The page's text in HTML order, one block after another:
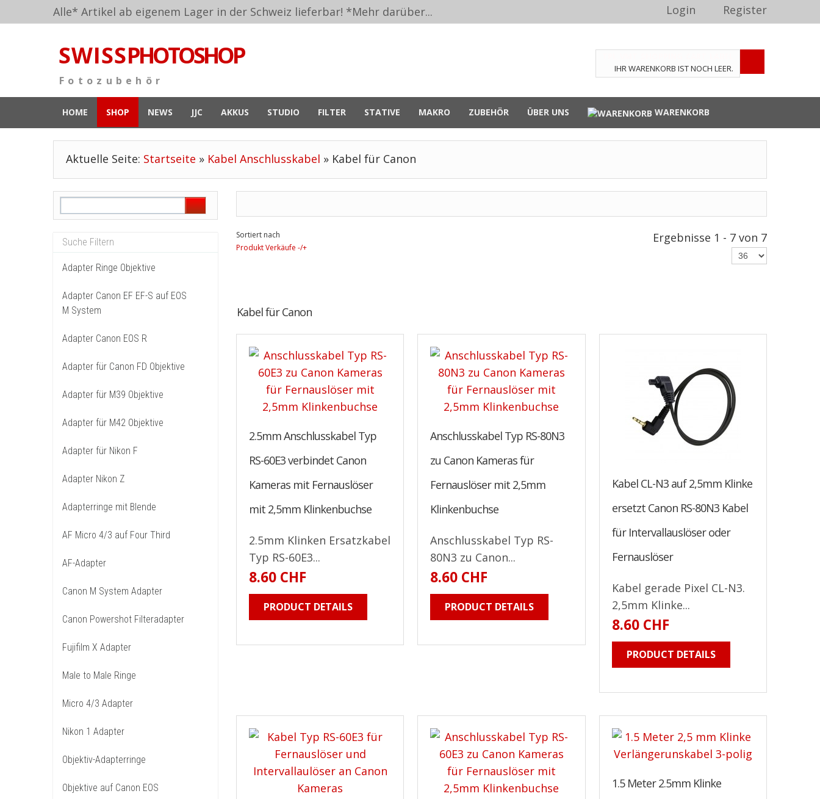
Alle* Artikel ab eigenem Lager in der Schweiz lieferbar! *Mehr darüber... Login Register
S W I S SPHOTOSHOP
F o t o z u b e h ö r
IHR WARENKORB IST NOCH LEER.
HOME SHOP NEWS JJC AKKUS STUDIO FILTER STATIVE MAKRO ZUBEHÖR ÜBER UNS WARENKORB
Aktuelle Seite: Startseite » Kabel Anschlusskabel » Kabel für Canon
Adapter Ringe Objektive
Adapter Canon EF EF-S auf EOS
M System
Adapter Canon EOS R
Adapter für Canon FD Objektive
Adapter für M39 Objektive
Adapter für M42 Objektive
Adapter für Nikon F
Adapter Nikon Z
Adapterringe mit Blende
AF Micro 4/3 auf Four Third
AF-Adapter
Canon M System Adapter
Canon Powershot Filteradapter
Fujifilm X Adapter
Male to Male Ringe
Micro 4/3 Adapter
Nikon 1 Adapter
Objektiv-Adapterringe
Objektive auf Canon EOS
Sortiert nach
Produkt Verkäufe -/+
Ergebnisse 1 - 7 von 7
Kabel für Canon
2.5mm Anschlusskabel Typ
RS-60E3 verbindet Canon
Kameras mit Fernauslöser
mit 2,5mm Klinkenbuchse
2.5mm Klinken Ersatzkabel
Typ RS-60E3...
8.60 CHF
PRODUCT DETAILS
Anschlusskabel Typ RS-80N3
zu Canon Kameras für
Fernauslöser mit 2,5mm
Klinkenbuchse
Anschlusskabel Typ RS-
80N3 zu Canon...
8.60 CHF
PRODUCT DETAILS
Kabel CL-N3 auf 2,5mm Klinke
ersetzt Canon RS-80N3 Kabel
für Intervallauslöser oder
Fernauslöser
Kabel gerade Pixel CL-N3.
2,5mm Klinke...
8.60 CHF
PRODUCT DETAILS
1.5 Meter 2.5mm Klinke